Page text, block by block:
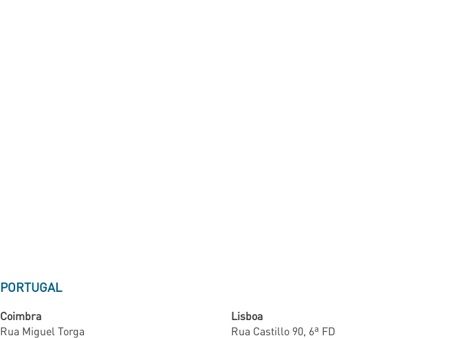
PORTUGAL
Coimbra
Rua Miguel Torga
Lisboa
Rua Castillo 90, 6ª FD